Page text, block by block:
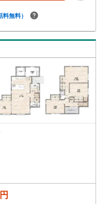
歓迎。平日・夜間の現地案
』『ローン相談だけ』でも
先し、無理な営業は一切行
イルに合わせた快適な住ま
まずはお気軽にお問い合わ
料無料）